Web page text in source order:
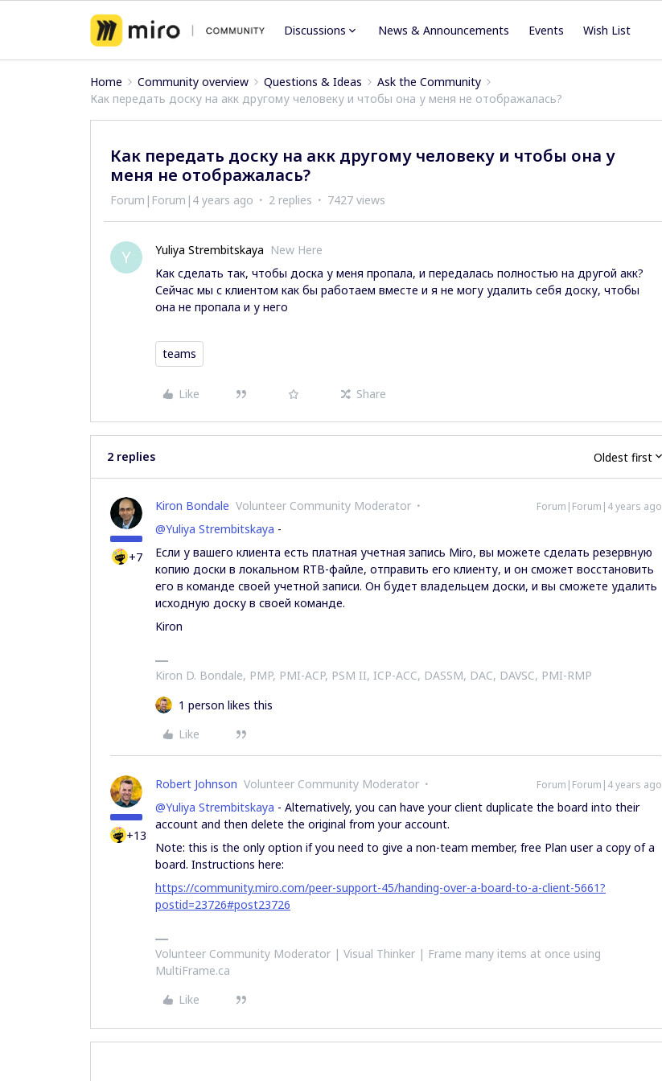
Discussions News & Announcements Events Wish List
Home Community overview Questions & Ideas
Ask the Community
Как передать доску на акк другому человеку и чтобы она у меня не отображалась?
Как передать доску на акк другому человеку и чтобы она у
меня не отображалась?
Forum|Forum|4 years ago 2 replies 7427 views
Y Yuliya Strembitskaya New Here
Как сделать так, чтобы доска у меня пропала, и передалась полностью на другой акк?
Сейчас мы с клиентом как бы работаем вместе и я не могу удалить себя доску, чтобы
она не пропала и у него
teams
Like Share
2 replies Oldest first
+7
Kiron Bondale Volunteer Community Moderator Forum|Forum|4 years ago
@Yuliya Strembitskaya -
Если у вашего клиента есть платная учетная запись Miro, вы можете сделать резервную
копию доски в локальном RTB-файле, отправить его клиенту, и он сможет восстановить
его в команде своей учетной записи. Он будет владельцем доски, и вы сможете удалить
исходную доску в своей команде.
Kiron
Kiron D. Bondale, PMP, PMI-ACP, PSM II, ICP-ACC, DASSM, DAC, DAVSC, PMI-RMP
1 person likes this
Like
+13
Robert Johnson Volunteer Community Moderator Forum|Forum|4 years ago
@Yuliya Strembitskaya - Alternatively, you can have your client duplicate the board into their
account and then delete the original from your account.
Note: this is the only option if you need to give a non-team member, free Plan user a copy of a
board. Instructions here:
https://community.miro.com/peer-support-45/handing-over-a-board-to-a-client-5661?
postid=23726#post23726
Volunteer Community Moderator | Visual Thinker | Frame many items at once using
MultiFrame.ca
Like